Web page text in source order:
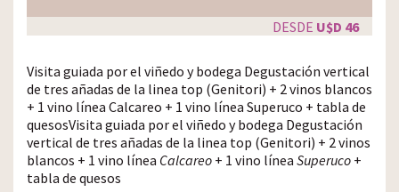
DESDE U$D 46
Visita guiada por el viñedo y bodega Degustación vertical
de tres añadas de la linea top (Genitori) + 2 vinos blancos
+ 1 vino línea Calcareo + 1 vino línea Superuco + tabla de
quesosVisita guiada por el viñedo y bodega Degustación
vertical de tres añadas de la linea top (Genitori) + 2 vinos
blancos + 1 vino línea Calcareo + 1 vino línea Superuco +
tabla de quesos